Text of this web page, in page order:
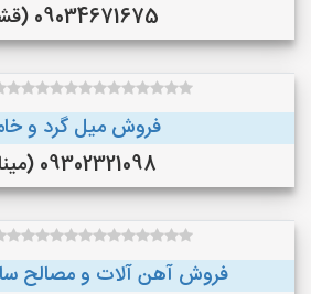
09034671675 (قشم )
فروش میل گرد و
09302321098 (میناب)
فروش آهن آلات و مصالح